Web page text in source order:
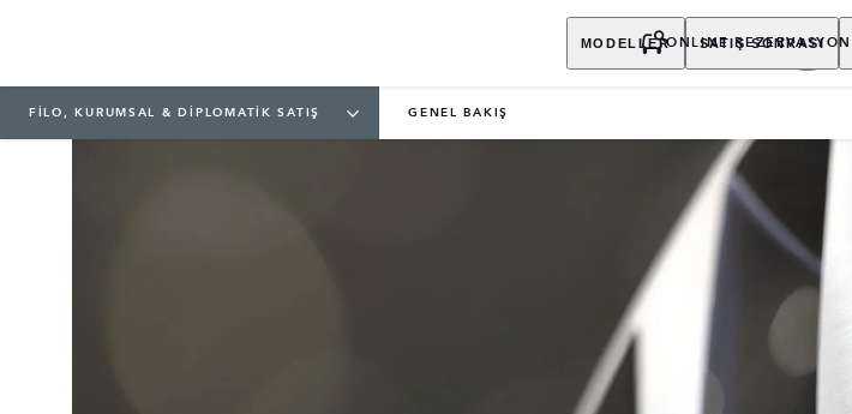
MODELLER SATIŞ SONRASI
ONLINE REZERVASYON
FİLO, KURUMSAL & DİPLOMATİK SATIŞ GENEL BAKIŞ